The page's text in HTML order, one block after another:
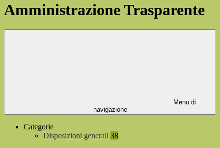
Amministrazione Trasparente
Menu di
navigazione
Categorie
Disposizioni generali 38